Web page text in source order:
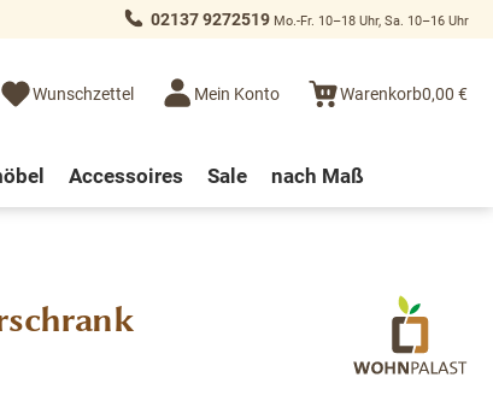
02137 9272519 Mo.-Fr. 10–18 Uhr, Sa. 10–16 Uhr
Wunschzettel Mein Konto Warenkorb0,00 €
Accessoires Sale nach Maß